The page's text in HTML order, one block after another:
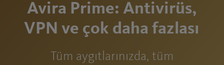
Avira Prime: Antivirüs,
VPN ve çok daha fazlası
Tüm aygıtlarınızda, tüm